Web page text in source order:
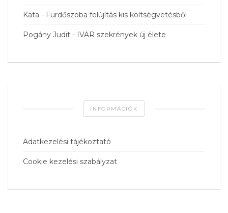
Kata - Fürdőszoba felújítás kis költségvetésből
Pogány Judit - IVAR szekrények új élete
INFORMÁCIÓK
Adatkezelési tájékoztató
Cookie kezelési szabályzat